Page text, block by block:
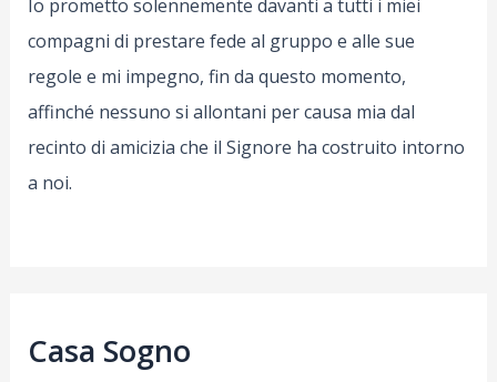
Io prometto solennemente davanti a tutti i miei
compagni di prestare fede al gruppo e alle sue
regole e mi impegno, fin da questo momento,
affinché nessuno si allontani per causa mia dal
recinto di amicizia che il Signore ha costruito intorno
a noi.
Casa Sogno